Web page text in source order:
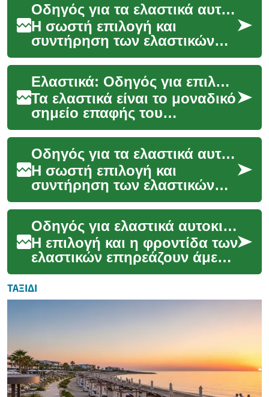
Οδηγός για τα ελαστικά αυτοκινήτου: επιλογή και συντήρηση
Η σωστή επιλογή και
συντήρηση των ελαστικών
επηρεάζει άμεσα την
ασφάλεια, την άνεση και την
οικονομία του αυτοκινήτου...
Ελαστικά: Οδηγός για επιλογή και φροντίδα
Τα ελαστικά είναι το μοναδικό
σημείο επαφής του
αυτοκινήτου με τον δρόμο,
και η σωστή επιλογή και
συντήρησή τους επηρ...
Οδηγός για τα ελαστικά αυτοκινήτου: επιλογή και συντήρηση
Η σωστή επιλογή και
συντήρηση των ελαστικών
επηρεάζει άμεσα την
ασφάλεια, την οικονομία
καυσίμου και τη
συμπεριφορά τ...
Οδηγός για ελαστικά αυτοκινήτου στην Κύπρο
Η επιλογή και η φροντίδα των
ελαστικών επηρεάζουν άμεσα
την οδική ασφάλεια, την
κατανάλωση καυσίμου και
την άνεση στο...
ΤΑΞΊΔΙ